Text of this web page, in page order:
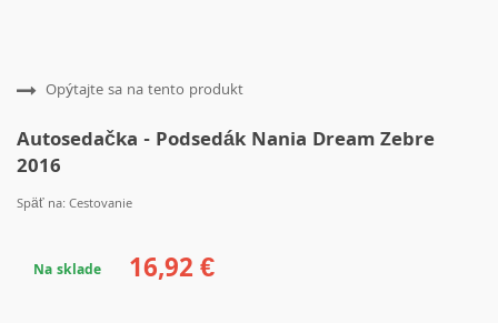
Opýtajte sa na tento produkt
Autosedačka - Podsedák Nania Dream Zebre
2016
Späť na: Cestovanie
Na sklade 16,92 €